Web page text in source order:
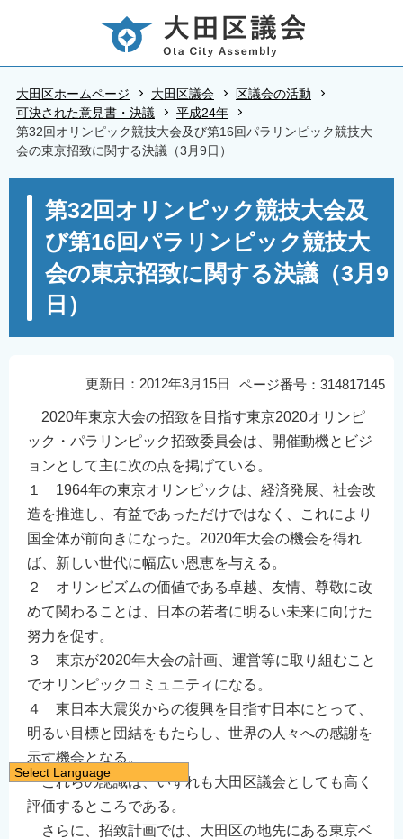
頭
大田区ホームページ 大田区議会
区議会の活動
可決された意見書・決議
平成24年
第32回オリンピック競技大会及び第16回パラリンピック競技大
会の東京招致に関する決議（3月9日）
第32回オリンピック競技大会及
び第16回パラリンピック競技大
会の東京招致に関する決議（3月9
日）
ページ番号：314817145
更新日：2012年3月15日
2020年東京大会の招致を目指す東京2020オリンピ
ック・パラリンピック招致委員会は、開催動機とビジ
ョンとして主に次の点を掲げている。
１ 1964年の東京オリンピックは、経済発展、社会改
造を推進し、有益であっただけではなく、これにより
国全体が前向きになった。2020年大会の機会を得れ
ば、新しい世代に幅広い恩恵を与える。
２ オリンピズムの価値である卓越、友情、尊敬に改
めて関わることは、日本の若者に明るい未来に向けた
努力を促す。
３ 東京が2020年大会の計画、運営等に取り組むこと
でオリンピックコミュニティになる。
４ 東日本大震災からの復興を目指す日本にとって、
明るい目標と団結をもたらし、世界の人々への感謝を
示す機会となる。
これらの認識は、いずれも大田区議会としても高く
評価するところである。
さらに、招致計画では、大田区の地先にある東京ベ
Select Language
日本語
English